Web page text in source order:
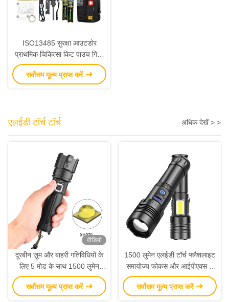
ISO13485 सुरक्षा आउटडोर
प्राथमिक चिकित्सा किट पाउच गियर
आउटडोर आपातकालीन जीवन रक्षा
किट
सर्वोत्तम मूल्य प्राप्त करें
एलईडी टॉर्च टॉर्च अधिक देखें > >
वीडियो
दूरबीन ज़ूम और बाहरी गतिविधियों के
लिए 5 मोड के साथ 1500 लुमेन
एलईडी टॉर्च
सर्वोत्तम मूल्य प्राप्त करें
1500 लुमेन एलईडी टॉर्च फ्लैशलाइट
समायोज्य फोकस और आईपीएक्स 4
कैम्पिंग और आपातकालीन उपयोग के
लिए जलरोधक के साथ
सर्वोत्तम मूल्य प्राप्त करें